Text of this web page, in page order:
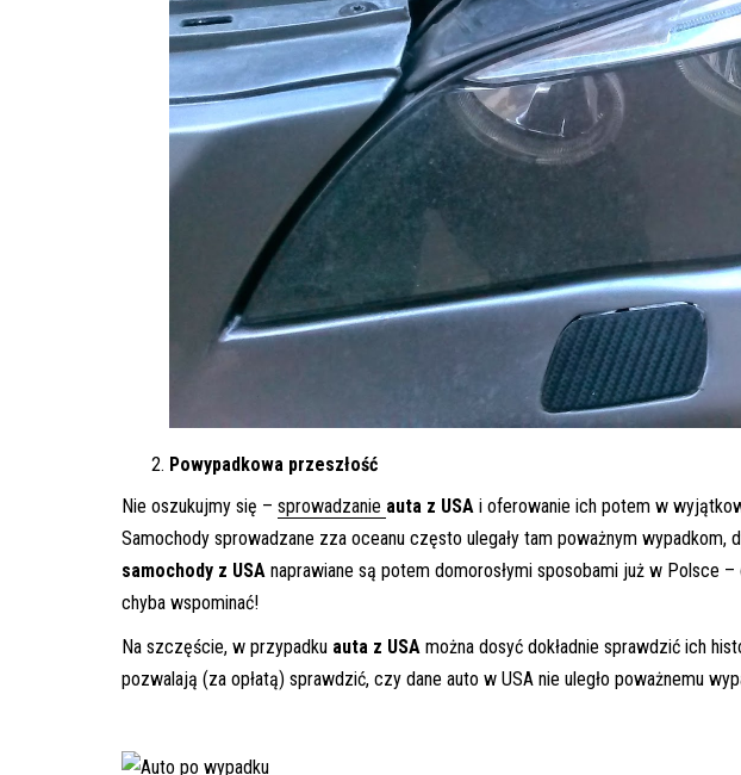
Powypadkowa przeszłość
Nie oszukujmy się – sprowadzanie auta z USA i oferowanie ich potem w
Samochody sprowadzane zza oceanu często ulegały tam poważnym
samochody z USA naprawiane są potem domorosłymi sposobami już w Polsce
chyba wspominać!
Na szczęście, w przypadku auta z USA można dosyć dokładnie sprawdzić ich
pozwalają (za opłatą) sprawdzić, czy dane auto w USA nie uległo poważnemu